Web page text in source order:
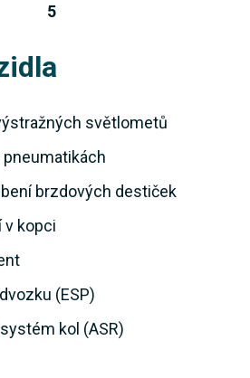
5
světlometů
brzdových destiček
v kopci
(ESP)
kol (ASR)